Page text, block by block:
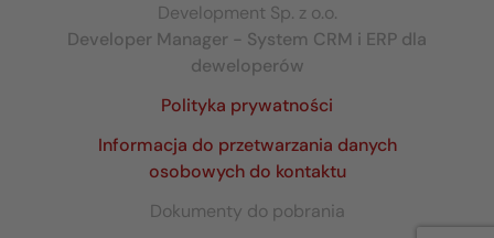
Development Sp. z o.o.
Developer Manager - System CRM i ERP dla
deweloperów
Polityka prywatności
Informacja do przetwarzania danych
osobowych do kontaktu
Dokumenty do pobrania